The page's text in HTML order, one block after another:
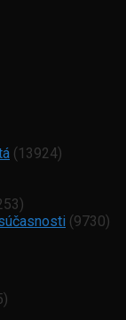
(13924)
(9730)